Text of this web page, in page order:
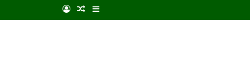
Anmelden
Zufälliger Artikel
Sidebar